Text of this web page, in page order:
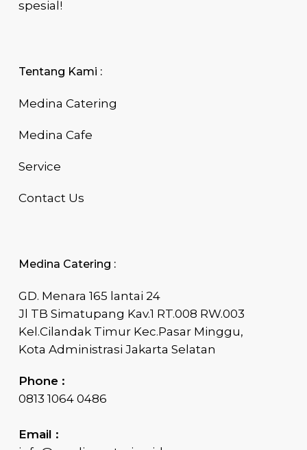
spesial!
Tentang Kami :
Medina Catering
Medina Cafe
Service
Contact Us
Medina Catering :
GD. Menara 165 lantai 24
Jl TB Simatupang Kav.1 RT.008 RW.003
Kel.Cilandak Timur Kec.Pasar Minggu,
Kota Administrasi Jakarta Selatan
Phone :
0813 1064 0486
Email :